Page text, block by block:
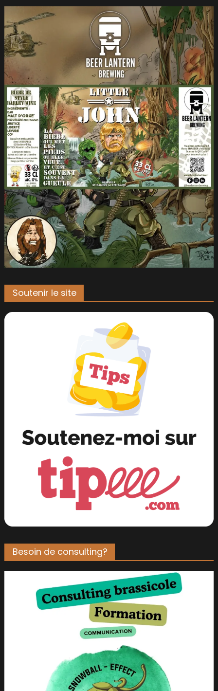
Soutenir le site
Besoin de consulting?